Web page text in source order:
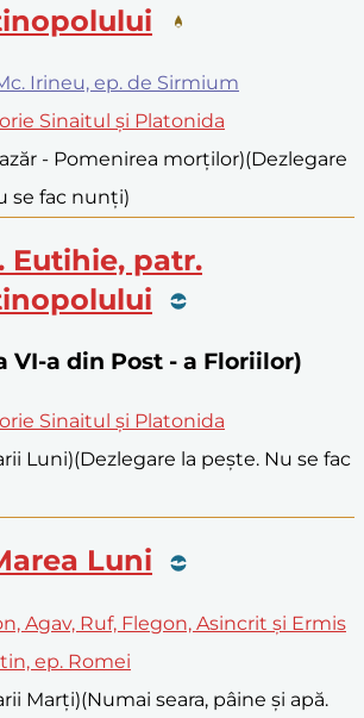
Irineu, ep. de Sirmium
Sinaitul și Platonida
- Pomenirea morților)(Dezlegare
se fac nunți)
Eutihie, patr.
VI-a din Post - a Floriilor)
Sinaitul și Platonida
Luni)(Dezlegare la pește. Nu se fac
Luni
Agav, Ruf, Flegon, Asincrit și Ermis
ep. Romei
Marți)(Numai seara, pâine și apă.